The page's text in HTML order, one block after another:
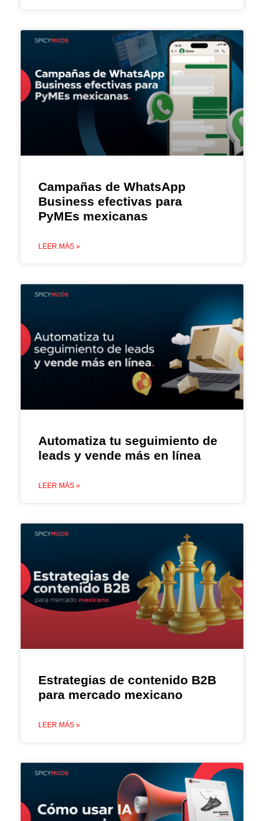
Campañas de WhatsApp
Business efectivas para
PyMEs mexicanas
LEER MÁS »
Automatiza tu seguimiento de
leads y vende más en línea
LEER MÁS »
Estrategias de contenido B2B
para mercado mexicano
LEER MÁS »